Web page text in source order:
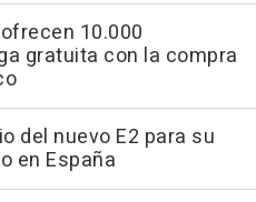
10.000
gratuita con la compra
del nuevo E2 para su
en España